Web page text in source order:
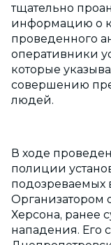
тщательно
информацию о
проведенного
оперативники
которые
совершению
людей.
В ходе
полиции
подозреваемых
Организатором
Херсона, ранее
нападения. Его